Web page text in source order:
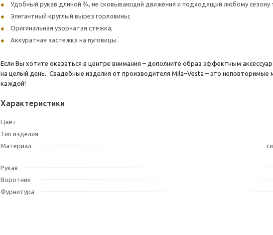
Удобный рукав длиной ¾, не сковывающий движения и подходящий любому сезону
Элегантный круглый вырез горловины;
Оригинальная узорчатая стежка;
Аккуратная застежка на пуговицы.
Если Вы хотите оказаться в центре внимания – дополните образ эффектным
на целый день. Свадебные изделия от производителя Mila–Vesta – это
каждой!
Характеристики
Цвет
Тип изделия
Материал
Рукав
Воротник
Фурнитура